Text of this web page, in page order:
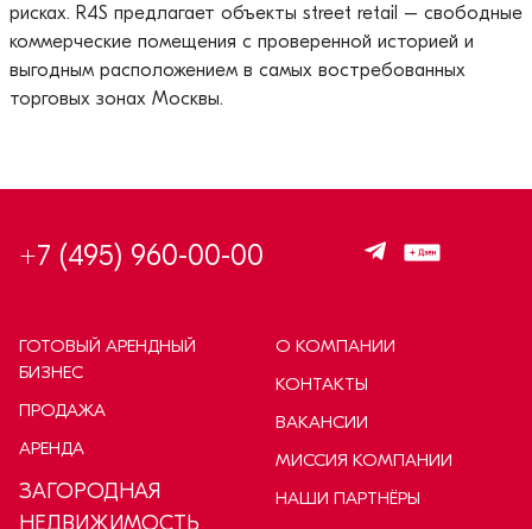
рисках. R4S предлагает объекты street retail – свободные
коммерческие помещения с проверенной историей и
выгодным расположением в самых востребованных
торговых зонах Москвы.
+7 (495) 960-00-00
ГОТОВЫЙ АРЕНДНЫЙ
БИЗНЕС
ПРОДАЖА
АРЕНДА
ЗАГОРОДНАЯ
НЕДВИЖИМОСТЬ
О КОМПАНИИ
КОНТАКТЫ
ВАКАНСИИ
МИССИЯ КОМПАНИИ
НАШИ ПАРТНЁРЫ